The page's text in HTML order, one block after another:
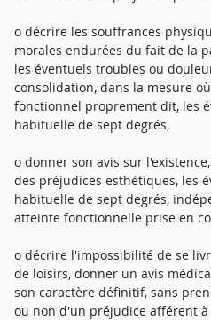
o décrire les souffrances
morales endurées du fait de la
les éventuels troubles ou
consolidation, dans la mesure
fonctionnel proprement dit, les
habituelle de sept degrés,
o donner son avis sur
des préjudices esthétiques, les
habituelle de sept degrés,
atteinte fonctionnelle prise en
o décrire l'impossibilité de se
de loisirs, donner un avis
son caractère définitif, sans
ou non d'un préjudice afférent